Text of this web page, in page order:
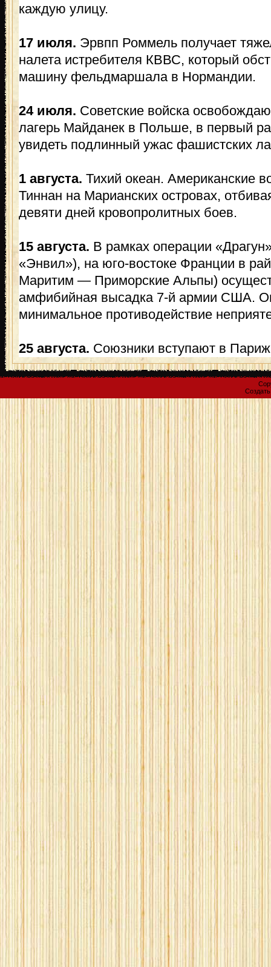
каждую улицу.
17 июля. Эрвпп Роммель получает
налета истребителя КВВС, который
машину фельдмаршала в Нормандии.
24 июля. Советские войска
лагерь Майданек в Польше, в первый
увидеть подлинный ужас фашистских
1 августа. Тихий океан. Американские
Тиннан на Марианских островах,
девяти дней кровопролитных боев.
15 августа. В рамках операции
«Энвил»), на юго-востоке Франции в
Маритим — Приморские Альпы)
амфибийная высадка 7-й армии США.
минимальное противодействие
25 августа. Союзники вступают в